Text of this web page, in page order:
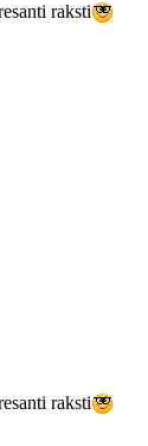
raksti
raksti